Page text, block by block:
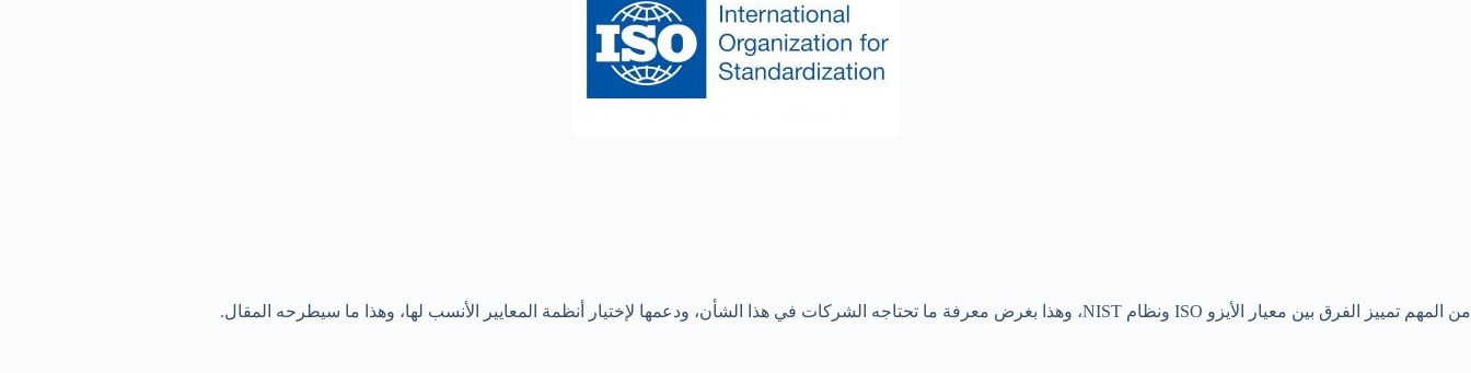
من المهم تمييز الفرق بين معيار الأيزو ISO ونظام NIST، وهذا بغرض معرفة ما تحتاجه الشركات في هذا الشأن، ودعمها لإختيار أنظمة المعايير الأنسب لها، وهذا ما سيطرحه المقال.